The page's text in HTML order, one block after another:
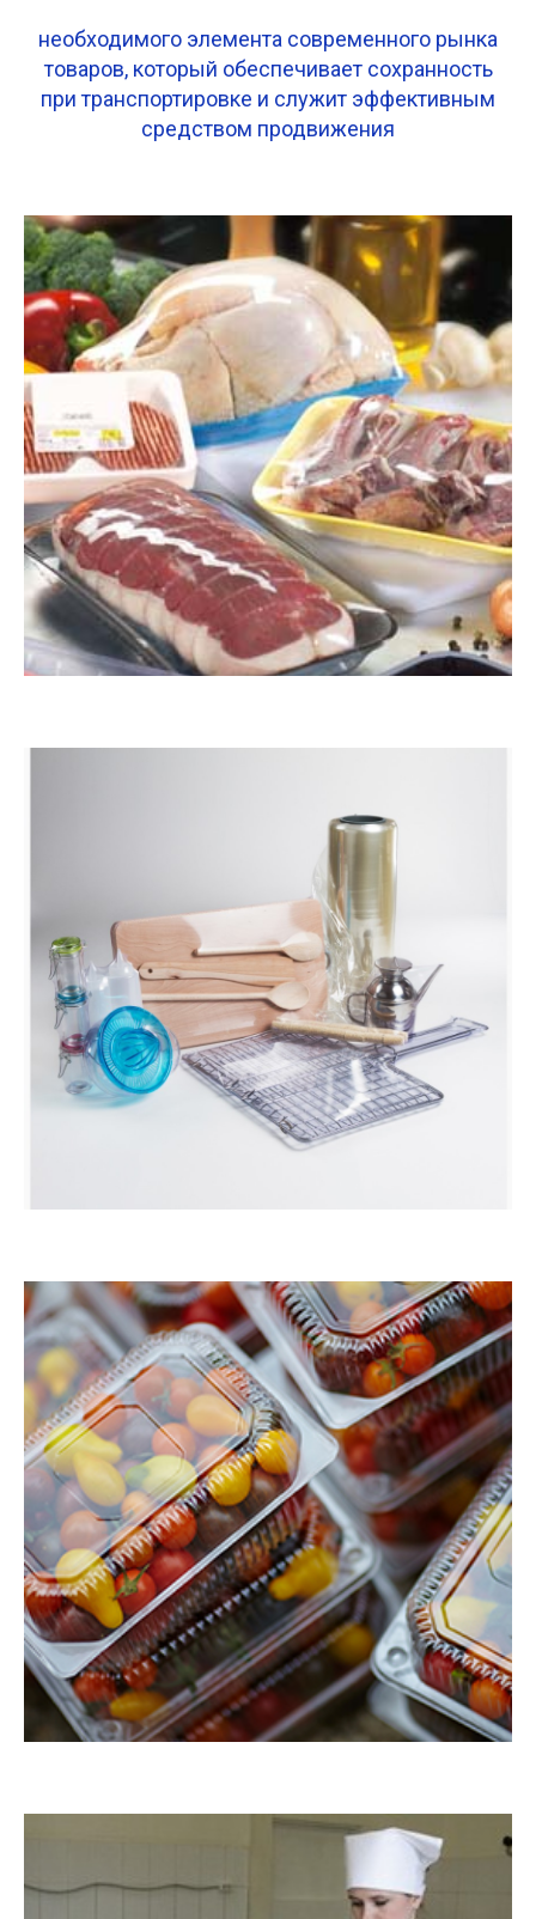
необходимого элемента современного рынка
товаров, который обеспечивает сохранность
при транспортировке и служит эффективным
средством продвижения